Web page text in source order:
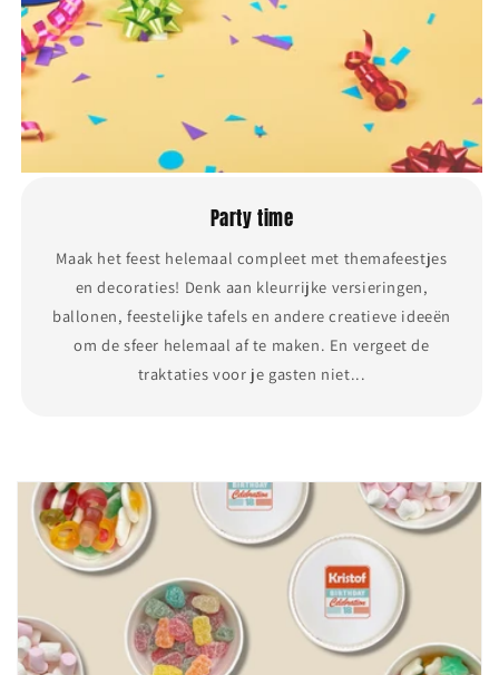
Party time
Maak het feest helemaal compleet met themafeestjes
en decoraties! Denk aan kleurrijke versieringen,
ballonen, feestelijke tafels en andere creatieve ideeën
om de sfeer helemaal af te maken. En vergeet de
traktaties voor je gasten niet...